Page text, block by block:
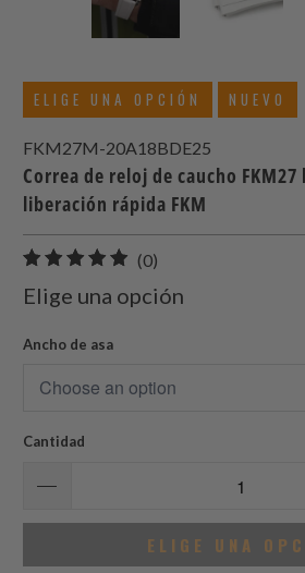
ELIGE UNA OPCIÓN NUEVO
FKM27M-20A18BDE25
Correa de reloj de caucho FKM27
liberación rápida FKM
(0)
total
Elige una opción
Ancho de asa
Cantidad
ELIGE UNA